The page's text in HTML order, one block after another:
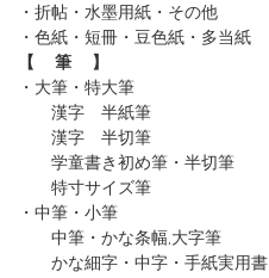
・折帖・水墨用紙・その他
・色紙・短冊・豆色紙・多当紙
【 筆 】
・大筆・特大筆
漢字 半紙筆
漢字 半切筆
学童書き初め筆・半切筆
特寸サイズ筆
・中筆・小筆
中筆・かな条幅,大字筆
かな細字・中字・手紙実用書